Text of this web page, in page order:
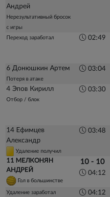
Андрей
Нерезультативный бросок
с игры
Переход заработал 02:49
6 Донюшкин Артем
Потеря в атаке
03:04
4 Эпов Кирилл
Отбор / блок
03:30
14 Ефимцев
Александр
Удаление получил
03:48
11 МЕЛКОНЯН
АНДРЕЙ
Гол в большинстве
10 - 10
04:12
Удаление заработал
04:12